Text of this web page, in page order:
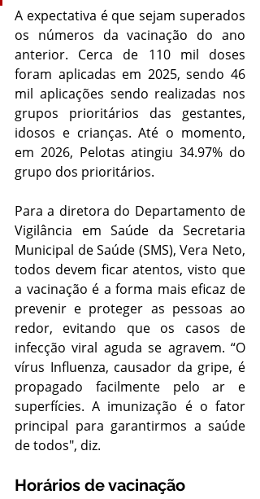
A expectativa é que sejam superados
os números da vacinação do ano
anterior. Cerca de 110 mil doses
foram aplicadas em 2025, sendo 46
mil aplicações sendo realizadas nos
grupos prioritários das gestantes,
idosos e crianças. Até o momento,
em 2026, Pelotas atingiu 34.97% do
grupo dos prioritários.
Para a diretora do Departamento de
Vigilância em Saúde da Secretaria
Municipal de Saúde (SMS), Vera Neto,
todos devem ficar atentos, visto que
a vacinação é a forma mais eficaz de
prevenir e proteger as pessoas ao
redor, evitando que os casos de
infecção viral aguda se agravem. “O
vírus Influenza, causador da gripe, é
propagado facilmente pelo ar e
superfícies. A imunização é o fator
principal para garantirmos a saúde
de todos", diz.
Horários de vacinação